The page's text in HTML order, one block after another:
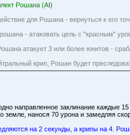
Рошана (AI)
для Рошана - вернуться к его
- атаковать цель с "красным"
атакует 3 или более юнитов -
крип, Рошан будет
направленное заклинание каждые 15
земле, нанося 70 урона и замедляя
на 2 секунды, а крипы на 4.